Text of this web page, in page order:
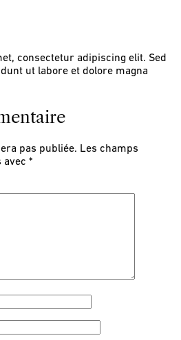
consectetur adipiscing elit. Sed
ut labore et dolore magna
pas publiée. Les champs
avec *